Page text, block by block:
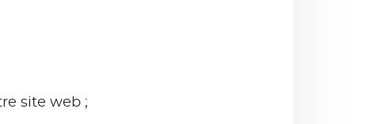
site web ;